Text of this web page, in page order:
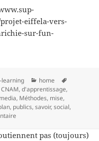
eiffela-vers-
sur-fun-
learning Catégories
home
CNAM,d'apprentissage,
media, Méthodes, mise,
, publics,savoir,social,